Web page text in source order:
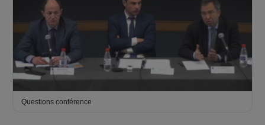
Questions conférence